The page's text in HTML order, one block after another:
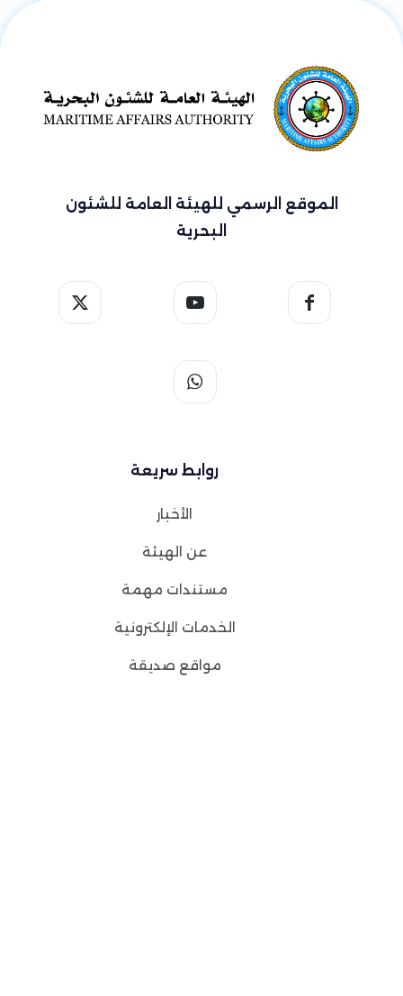
الموقع الرسمي للهيئة العامة للشئون
البحرية
روابط سريعة
الأخبار
عن الهيئة
مستندات مهمة
الخدمات الإلكترونية
مواقع صديقة